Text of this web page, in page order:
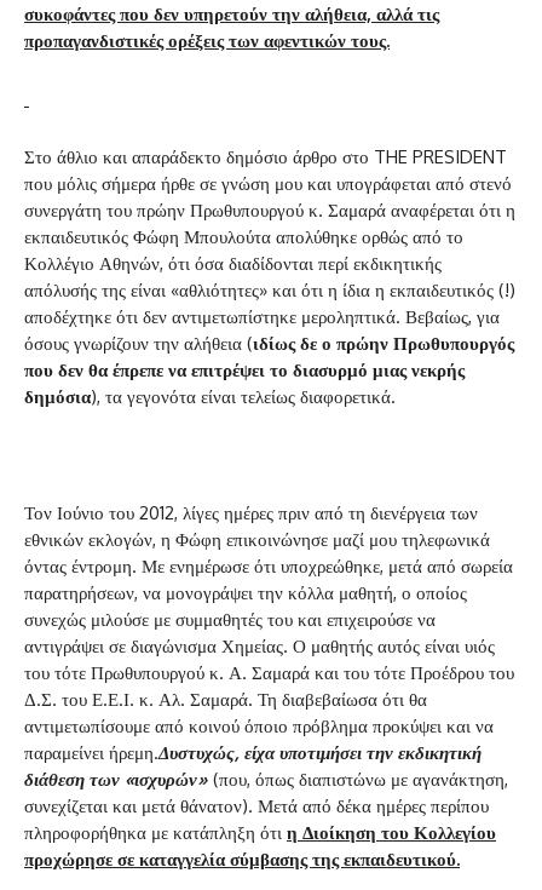
συκοφάντες που δεν υπηρετούν την αλήθεια, αλλά τις
προπαγανδιστικές ορέξεις των αφεντικών τους.
Στο άθλιο και απαράδεκτο δημόσιο άρθρο στο THE PRESIDENT
που μόλις σήμερα ήρθε σε γνώση μου και υπογράφεται από στενό
συνεργάτη του πρώην Πρωθυπουργού κ. Σαμαρά αναφέρεται ότι η
εκπαιδευτικός Φώφη Μπουλούτα απολύθηκε ορθώς από το
Κολλέγιο Αθηνών, ότι όσα διαδίδονται περί εκδικητικής
απόλυσής της είναι «αθλιότητες» και ότι η ίδια η εκπαιδευτικός (!)
αποδέχτηκε ότι δεν αντιμετωπίστηκε μεροληπτικά. Βεβαίως, για
όσους γνωρίζουν την αλήθεια (ιδίως δε ο πρώην Πρωθυπουργός
που δεν θα έπρεπε να επιτρέψει το διασυρμό μιας νεκρής
δημόσια), τα γεγονότα είναι τελείως διαφορετικά.
Τον Ιούνιο του 2012, λίγες ημέρες πριν από τη διενέργεια των
εθνικών εκλογών, η Φώφη επικοινώνησε μαζί μου τηλεφωνικά
όντας έντρομη. Με ενημέρωσε ότι υποχρεώθηκε, μετά από σωρεία
παρατηρήσεων, να μονογράψει την κόλλα μαθητή, ο οποίος
συνεχώς μιλούσε με συμμαθητές του και επιχειρούσε να
αντιγράψει σε διαγώνισμα Χημείας. Ο μαθητής αυτός είναι υιός
του τότε Πρωθυπουργού κ. Α. Σαμαρά και του τότε Προέδρου του
Δ.Σ. του Ε.Ε.Ι. κ. Αλ. Σαμαρά. Τη διαβεβαίωσα ότι θα
αντιμετωπίσουμε από κοινού όποιο πρόβλημα προκύψει και να
παραμείνει ήρεμη.Δυστυχώς, είχα υποτιμήσει την εκδικητική
διάθεση των «ισχυρών» (που, όπως διαπιστώνω με αγανάκτηση,
συνεχίζεται και μετά θάνατον). Μετά από δέκα ημέρες περίπου
πληροφορήθηκα με κατάπληξη ότι η Διοίκηση του Κολλεγίου
προχώρησε σε καταγγελία σύμβασης της εκπαιδευτικού.